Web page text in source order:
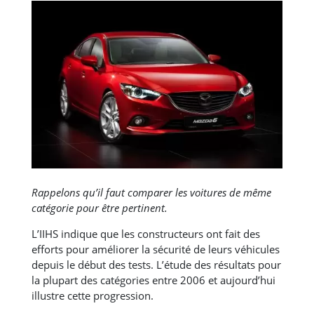
Rappelons qu’il faut comparer les voitures de même
catégorie pour être pertinent.
L’IIHS indique que les constructeurs ont fait des
efforts pour améliorer la sécurité de leurs véhicules
depuis le début des tests. L’étude des résultats pour
la plupart des catégories entre 2006 et aujourd’hui
illustre cette progression.